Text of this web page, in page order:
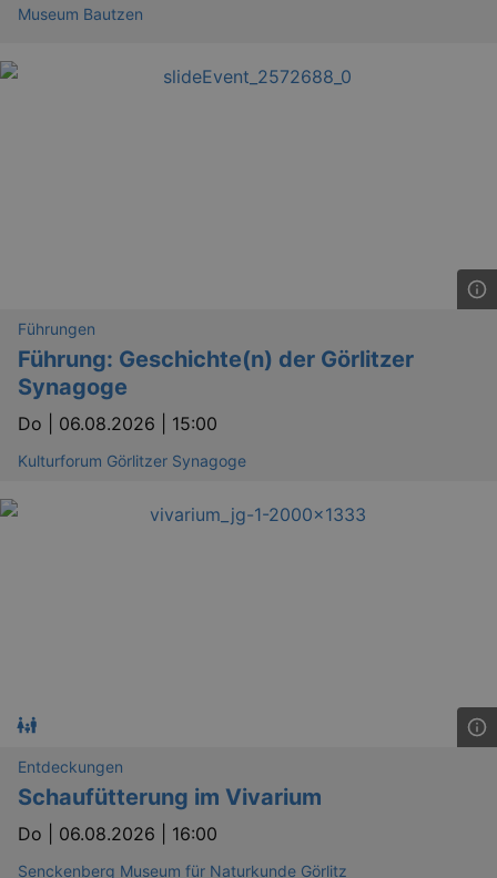
Museum Bautzen
Führungen
Führung: Geschichte(n) der Görlitzer
Synagoge
Do | 06.08.2026 | 15:00
Kulturforum Görlitzer Synagoge
Entdeckungen
Schaufütterung im Vivarium
Do | 06.08.2026 | 16:00
Senckenberg Museum für Naturkunde Görlitz